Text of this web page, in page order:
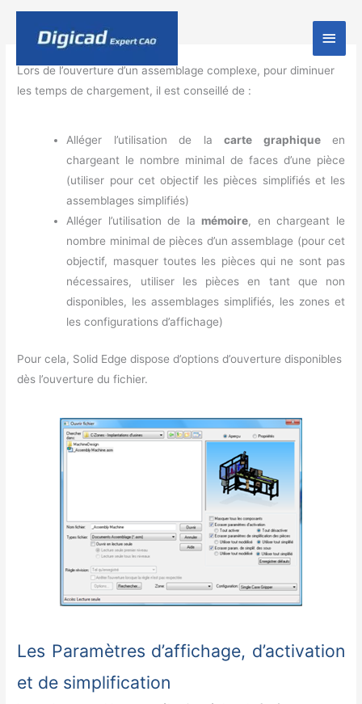
Lors de l’ouverture d’un assemblage complexe, pour diminuer
les temps de chargement, il est conseillé de :
Alléger l’utilisation de lacarte graphiqueen
chargeant le nombre minimal de faces d’une pièce
(utiliser pour cet objectif les pièces simplifiés et les
assemblages simplifiés)
Alléger l’utilisation de la mémoire, en chargeant le
nombre minimal de pièces d’un assemblage (pour cet
objectif, masquer toutes les pièces qui ne sont pas
nécessaires, utiliser les pièces en tant que non
disponibles, les assemblages simplifiés, les zones et
les configurations d’affichage)
Pour cela, Solid Edge dispose d’options d’ouverture disponibles
dès l’ouverture du fichier.
Les Paramètres d’affichage, d’activation
et de simplification